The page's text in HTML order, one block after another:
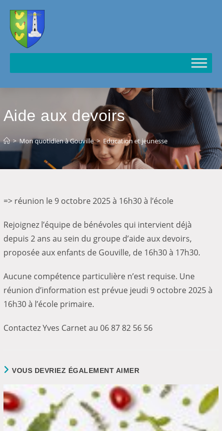
Aide aux devoirs
> Mon quotidien à Gouville > Education et jeunesse
=> réunion le 9 octobre 2025 à 16h30 à l’école
Rejoignez l’équipe de bénévoles qui intervient déjà
depuis 2 ans au sein du groupe d’aide aux devoirs,
proposée aux enfants de Gouville, de 16h30 à 17h30.
Aucune compétence particulière n’est requise. Une
réunion d’information est prévue jeudi 9 octobre 2025 à
16h30 à l’école primaire.
Contactez Yves Carnet au 06 87 82 56 56
VOUS DEVRIEZ ÉGALEMENT AIMER